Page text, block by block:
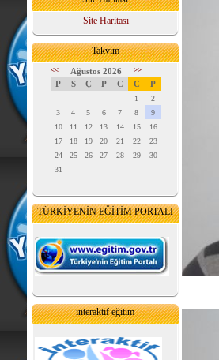
Site Haritası
Takvim
<< Ağustos 2026 >>
P S Ç P C C P
1
2
3
4 5 6 7 8
9
10
11 12 13 14 15
16
17
18 19 20 21 22
23
24
25 26 27 28 29
30
31
TÜRKİYENİN EĞİTİM PORTALI
interaktif eğitim